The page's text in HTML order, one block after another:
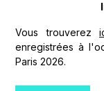
Vous trouverez
enregistrées à
Paris 2026.